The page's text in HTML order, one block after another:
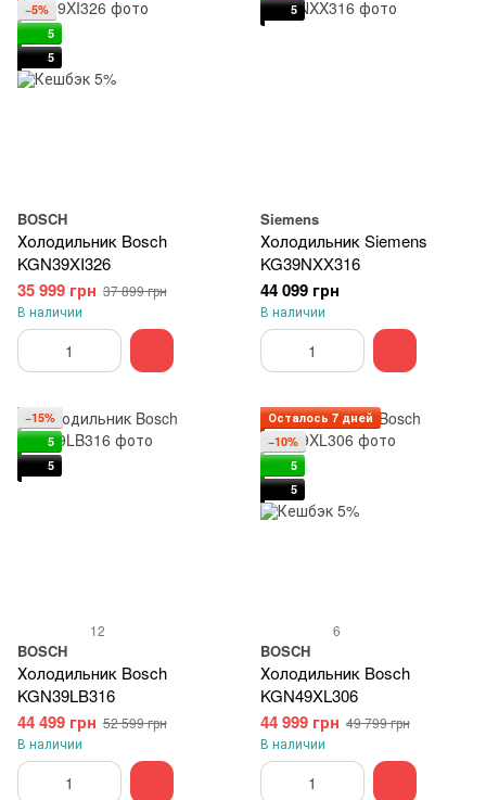
−5%
5
5
BOSCH
Холодильник Bosch
KGN39XI326
35 999 грн 37 899 грн
В наличии
5
Siemens
Холодильник Siemens
KG39NXX316
44 099 грн
В наличии
−15%
5
5
12
BOSCH
Холодильник Bosch
KGN39LB316
44 499 грн 52 599 грн
В наличии
Осталось 7 дней
−10%
5
5
6
BOSCH
Холодильник Bosch
KGN49XL306
44 999 грн 49 799 грн
В наличии